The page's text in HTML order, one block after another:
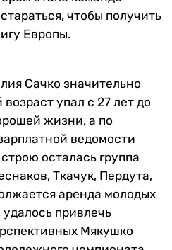
чтобы получить
Европы.
Сачко значительно
упал с 27 лет до
жизни, а по
ведомости
осталась группа
Ткачук, Пердута,
аренда молодых
привлечь
Мякушко